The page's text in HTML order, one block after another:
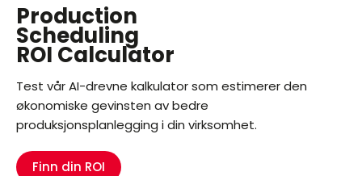
Production
Scheduling
ROI Calculator
Test vår AI-drevne kalkulator som estimerer den
økonomiske gevinsten av bedre
produksjonsplanlegging i din virksomhet.
Finn din ROI